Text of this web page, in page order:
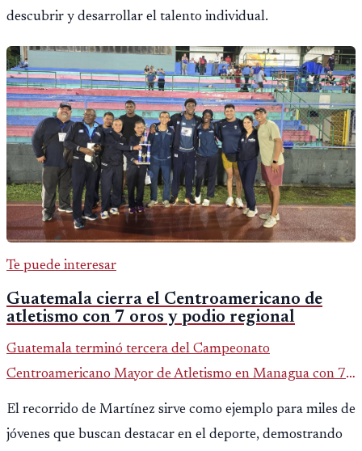
descubrir y desarrollar el talento individual.
Te puede interesar
Guatemala cierra el Centroamericano de
atletismo con 7 oros y podio regional
Guatemala terminó tercera del Campeonato
Centroamericano Mayor de Atletismo en Managua con 7
oros, 5 platas y 2 bronces, según la publicación oficial de
CDAG.
El recorrido de Martínez sirve como ejemplo para miles de
jóvenes que buscan destacar en el deporte, demostrando